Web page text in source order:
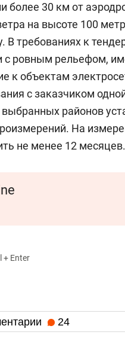
более 30 км от
на высоте 100
В требованиях к
с ровным рельефом,
к объектам
с заказчиком
районов
На
не менее 12 месяцев.
+ Enter
24